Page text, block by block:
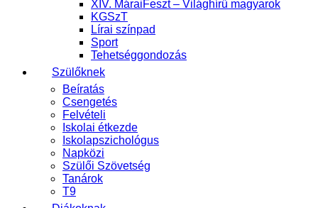
XIV. MáraiFeszt – Világhírű magyarok
KGSzT
Lírai színpad
Sport
Tehetséggondozás
Szülőknek
Beíratás
Csengetés
Felvételi
Iskolai étkezde
Iskolapszichológus
Napközi
Szülői Szövetség
Tanárok
T9